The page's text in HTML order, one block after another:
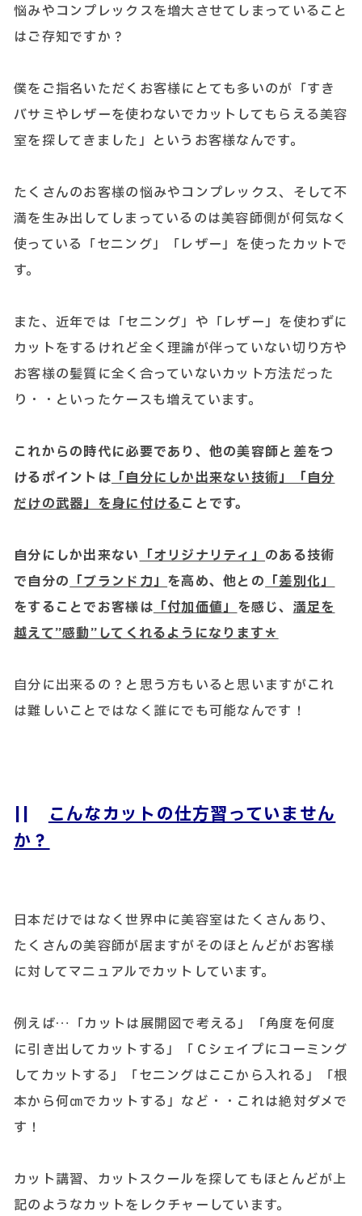
悩みやコンプレックスを増大させてしまっていること
はご存知ですか？
僕をご指名いただくお客様にとても多いのが「すき
バサミやレザーを使わないでカットしてもらえる美容
室を探してきました」というお客様なんです。
たくさんのお客様の悩みやコンプレックス、そして不
満を生み出してしまっているのは美容師側が何気なく
使っている「セニング」「レザー」を使ったカットで
す。
また、近年では「セニング」や「レザー」を使わずに
カットをするけれど全く理論が伴っていない切り方や
お客様の髪質に全く合っていないカット方法だった
り・・といったケースも増えています。
これからの時代に必要であり、他の美容師と差をつ
けるポイントは 「自分にしか出来ない技術」「自分
だけの武器」を身に付けることです。
自分にしか出来ない 「オリジナリティ」 のある技術
で自分の 「ブランド力」 を高め、他との 「差別化」
をすることでお客様は 「付加価値」 を感じ、 満足を
越えて”感動”してくれるようになります＊
自分に出来るの？と思う方もいると思いますがこれ
は難しいことではなく誰にでも可能なんです！
||
こんなカットの仕方習っていません
か？
日本だけではなく世界中に美容室はたくさんあり、
たくさんの美容師が居ますがそのほとんどがお客様
に対してマニュアルでカットしています。
例えば…「カットは展開図で考える」「角度を何度
に引き出してカットする」「Ｃシェイプにコーミング
してカットする」「セニングはここから入れる」「根
本から何㎝でカットする」など・・これは絶対ダメで
す！
カット講習、カットスクールを探してもほとんどが上
記のようなカットをレクチャーしています。